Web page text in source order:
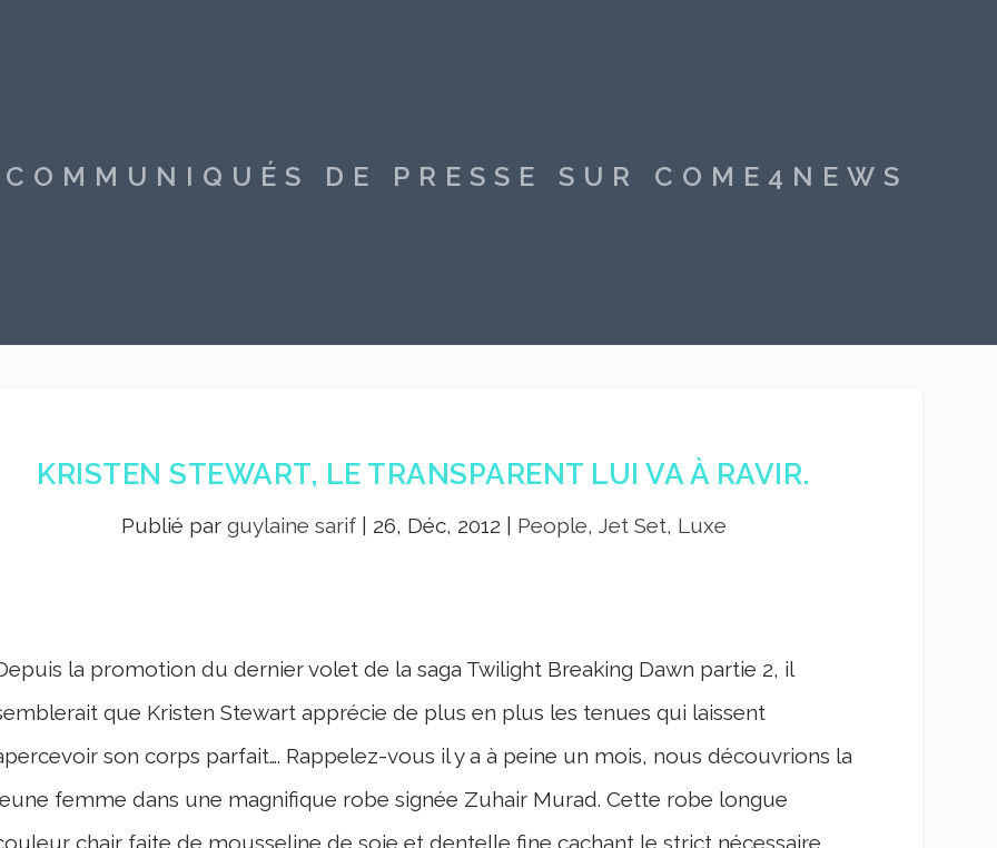
DE PRESSE SUR COME4NEWS
KRISTEN STEWART, LE TRANSPARENT LUI VA À RAVIR.
Publié parguylaine sarif 26, Déc, 2012 People, Jet Set, Luxe
la promotion du dernier volet de la saga Twilight Breaking Dawn partie 2, il
que Kristen Stewart apprécie de plus en plus les tenues qui laissent
son corps parfait…. Rappelez-vous il y a à peine un mois, nous découvrions la
femme dans une magnifique robe signée Zuhair Murad. Cette robe longue
chair faite de mousseline de soie et dentelle fine cachant le strict nécessaire